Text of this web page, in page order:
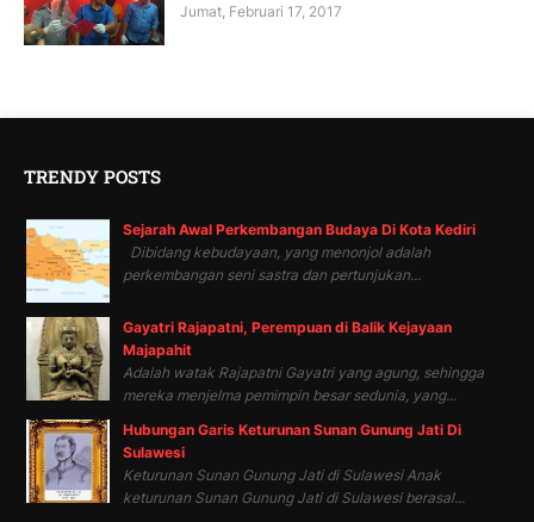
Jumat, Februari 17, 2017
TRENDY POSTS
Sejarah Awal Perkembangan Budaya Di Kota Kediri
Dibidang kebudayaan, yang menonjol adalah
perkembangan seni sastra dan pertunjukan...
Gayatri Rajapatni, Perempuan di Balik Kejayaan
Majapahit
Adalah watak Rajapatni Gayatri yang agung, sehingga
mereka menjelma pemimpin besar sedunia, yang...
Hubungan Garis Keturunan Sunan Gunung Jati Di
Sulawesi
Keturunan Sunan Gunung Jati di Sulawesi Anak
keturunan Sunan Gunung Jati di Sulawesi berasal...